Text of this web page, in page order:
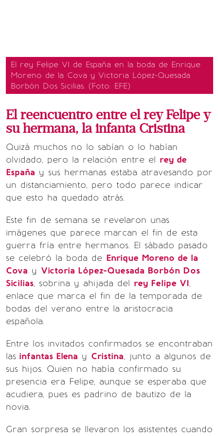
El rey Felipe VI de España en la boda de Enrique
Moreno de la Cova y Victoria López-Quesada
Borbón Dos Sicilias. (Foto: EFE)
El reencuentro entre el rey Felipe y
su hermana, la infanta Cristina
Quizá muchos no lo sabían o lo habían
olvidado, pero la relación entre el rey de
España y sus hermanas estaba atravesando por
un distanciamiento, pero todo parece indicar
que esto ha quedado atrás.
Este fin de semana se revelaron unas
imágenes que parece marcan el fin de esta
guerra fría entre hermanos. El sábado pasado
se celebró la boda de Enrique Moreno de la
Cova y Victoria López-Quesada Borbón Dos
Sicilias, sobrina y ahijada del rey Felipe VI,
enlace que marca el fin de la temporada de
bodas del verano entre la aristocracia
española.
Entre los invitados confirmados se encontraban
las infantas Elena y Cristina, junto a algunos de
sus hijos. Quien no había confirmado su
presencia era Felipe, aunque se esperaba que
acudiera, pues es padrino de bautizo de la
novia.
Gran sorpresa se llevaron los asistentes cuando